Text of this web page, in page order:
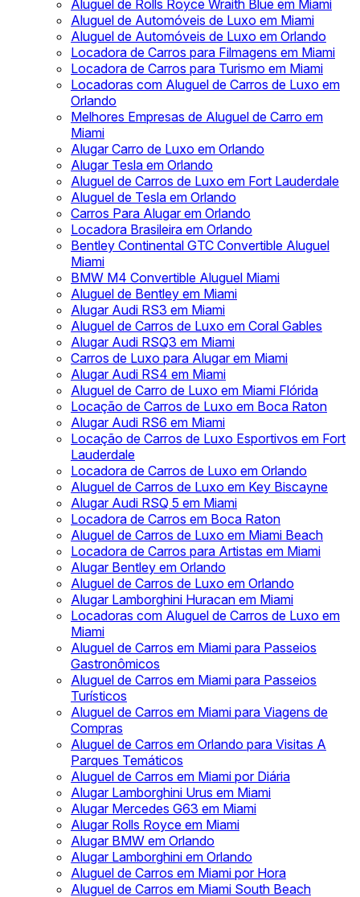
Aluguel de Rolls Royce Wraith Blue em Miami
Aluguel de Automóveis de Luxo em Miami
Aluguel de Automóveis de Luxo em Orlando
Locadora de Carros para Filmagens em Miami
Locadora de Carros para Turismo em Miami
Locadoras com Aluguel de Carros de Luxo em
Orlando
Melhores Empresas de Aluguel de Carro em
Miami
Alugar Carro de Luxo em Orlando
Alugar Tesla em Orlando
Aluguel de Carros de Luxo em Fort Lauderdale
Aluguel de Tesla em Orlando
Carros Para Alugar em Orlando
Locadora Brasileira em Orlando
Bentley Continental GTC Convertible Aluguel
Miami
BMW M4 Convertible Aluguel Miami
Aluguel de Bentley em Miami
Alugar Audi RS3 em Miami
Aluguel de Carros de Luxo em Coral Gables
Alugar Audi RSQ3 em Miami
Carros de Luxo para Alugar em Miami
Alugar Audi RS4 em Miami
Aluguel de Carro de Luxo em Miami Flórida
Locação de Carros de Luxo em Boca Raton
Alugar Audi RS6 em Miami
Locação de Carros de Luxo Esportivos em Fort
Lauderdale
Locadora de Carros de Luxo em Orlando
Aluguel de Carros de Luxo em Key Biscayne
Alugar Audi RSQ 5 em Miami
Locadora de Carros em Boca Raton
Aluguel de Carros de Luxo em Miami Beach
Locadora de Carros para Artistas em Miami
Alugar Bentley em Orlando
Aluguel de Carros de Luxo em Orlando
Alugar Lamborghini Huracan em Miami
Locadoras com Aluguel de Carros de Luxo em
Miami
Aluguel de Carros em Miami para Passeios
Gastronômicos
Aluguel de Carros em Miami para Passeios
Turísticos
Aluguel de Carros em Miami para Viagens de
Compras
Aluguel de Carros em Orlando para Visitas A
Parques Temáticos
Aluguel de Carros em Miami por Diária
Alugar Lamborghini Urus em Miami
Alugar Mercedes G63 em Miami
Alugar Rolls Royce em Miami
Alugar BMW em Orlando
Alugar Lamborghini em Orlando
Aluguel de Carros em Miami por Hora
Aluguel de Carros em Miami South Beach